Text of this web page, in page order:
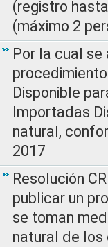
(registro
(máximo 2
Por la cual
Disponible
Importadas
natural,
2017
Resolución
publicar un
se toman
natural de los